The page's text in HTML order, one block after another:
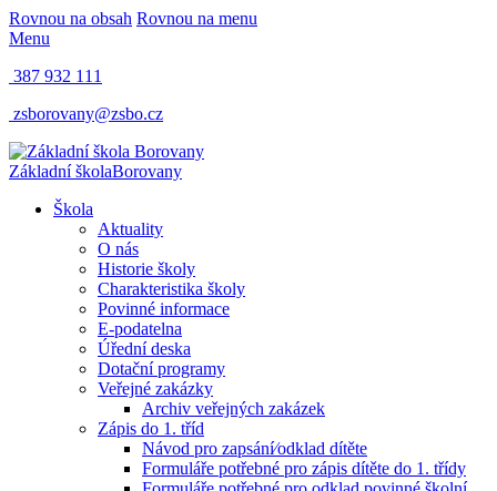
Rovnou na obsah Rovnou na menu
Menu
387 932 111
zsborovany@zsbo.cz
Základní školaBorovany
Škola
Aktuality
O nás
Historie školy
Charakteristika školy
Povinné informace
E-podatelna
Úřední deska
Dotační programy
Veřejné zakázky
Archiv veřejných zakázek
Zápis do 1. tříd
Návod pro zapsání⁄odklad dítěte
Formuláře potřebné pro zápis dítěte do 1. třídy